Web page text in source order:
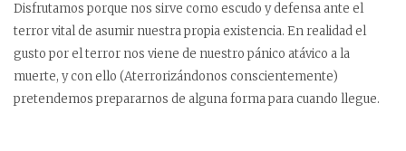
Disfrutamos porque nos sirve como escudo y defensa ante el
terror vital de asumir nuestra propia existencia. En realidad el
gusto por el terror nos viene de nuestro pánico atávico a la
muerte, y con ello (Aterrorizándonos conscientemente)
pretendemos prepararnos de alguna forma para cuando llegue.